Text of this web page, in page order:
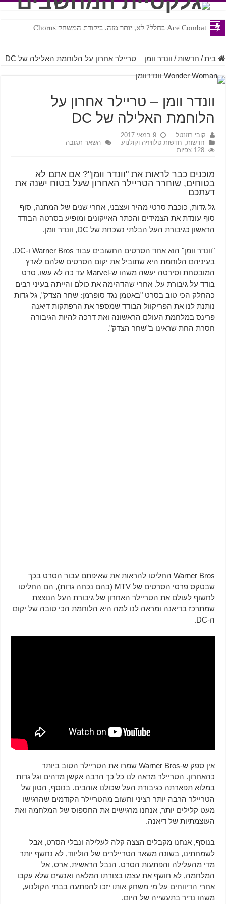
Ace Combat בחלל? לא, יותר מזה. ביקורת המשחק Chorus
Steven Universe והשירים שתורגמו בצורה נוראית לעברית
בית / חדשות / וונדר וומן – טריילר אחרון על הלוחמת האלילה של DC
וונדר וומן – טריילר אחרון על
הלוחמת האלילה של DC
קובי רוזנטל
9 במאי 2017
חדשות, חדשות טלוויזיה וקולנוע
השאר תגובה
128 צפיות
מוכנים כבר לראות את "וונדר וומן"? אם אתם לא
בטוחים, שוחרר הטריילר האחרון שעל בטוח ישנה את
דעתכם
גל גדות, כוכבת סרטי מהיר ועצבני, אחרי שנים של המתנה, סוף
סוף עונדת את הצמידים והכתר האייקונים ומופיע בסרטה הבודד
הראשון כגיבורת העל הבלתי נשכחת של DC, וונדר וומן.
"וונדר וומן" הוא אחד הסרטים החשובים עבור Warner Bros ו-DC,
בעיניהם הלוחמת היא שתוביל את יקום הסרטים שלהם לארץ
המובטחת וסירטה יעשה משהו ש-Marvel עד כה לא עשו, סרט
בודד על גיבורת על. אחרי שהדהימה את כולם והייתה בעיני רבים
כהחלק הכי טוב בסרט "באטמן נגד סופרמן: שחר הצדק", גל גדות
נותנת לנו את הפריקוול הבודד שמספר את הרפתקות דיאנה
פרינס במלחמת העולם הראשונה ואת דרכה להיות הגיבורה
חסרת החת שראינו ב"שחר הצדק".
Warner Bros החליטו להראות את שאיפתם עבור הסרט בכך
שבטקס פרסי הסרטים של MTV (בהם נכחה גדות), הם החליטו
לחשוף לעולם את הטריילר האחרון של גיבורת העל הנוצצת
שמתרכז בדיאנה ומראה לנו למה היא הלוחמת הכי טובה של יקום
ה-DC.
אין ספק ש-Warner Bros שמרו את הטריילר הטוב ביותר
כהאחרון. הטריילר מראה לנו כל כך הרבה אקשן מדהים וגל גדות
במלוא תפארתה כגיבורת העל שכולנו אוהבים. בנוסף, הטון של
הטריילר הרבה יותר רציני וחשוב מהטריילר הקודמים שהרגישו
מעט קלילים יותר, אנחנו מרגישים את החספוס של המלחמה ואת
העוצמתיות של דיאנה.
בנוסף, אנחנו מקבלים הצצה קלה לעלילה ונבלי הסרט, אבל
לשמחתינו, בשונה משאר הטריילרים של הוליווד, לא נחשף יותר
מדי מהעלילה והפתעות הסרט. הנבל הראשית, ארס, אל
המלחמה, לא חושף את עצמו בצורתו המלאה ואנשים שלא עקבו
אחרי הדיווחים על מי משחק אותויזכו להפתעה בבתי הקולנוע,
משהו נדיר בתעשייה של היום.